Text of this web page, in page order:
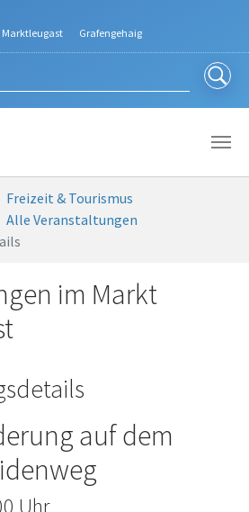
Marktleugast Grafengehaig
Freizeit & Tourismus
Alle Veranstaltungen
im Markt
auf dem
UhrOffenes Ende